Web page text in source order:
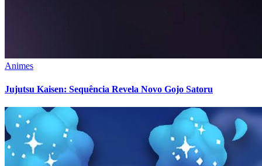
Animes
Jujutsu Kaisen: Sequência Revela Novo Gojo Satoru